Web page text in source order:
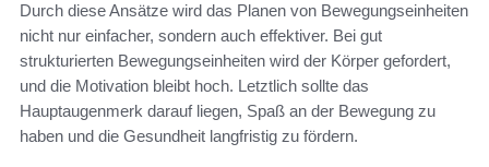
Durch diese Ansätze wird das Planen von Bewegungseinheiten
nicht nur einfacher, sondern auch effektiver. Bei gut
strukturierten Bewegungseinheiten wird der Körper gefordert,
und die Motivation bleibt hoch. Letztlich sollte das
Hauptaugenmerk darauf liegen, Spaß an der Bewegung zu
haben und die Gesundheit langfristig zu fördern.